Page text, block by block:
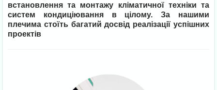
встановлення та монтажу кліматичної техніки та
систем кондиціювання в цілому. За нашими
плечима стоїть багатий досвід реалізації успішних
проектів